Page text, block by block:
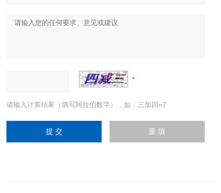
请输入计算结果（填写阿拉伯数字），如：三加四=7